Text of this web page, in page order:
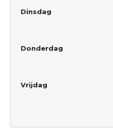
Dinsdag
Donderdag
Vrijdag